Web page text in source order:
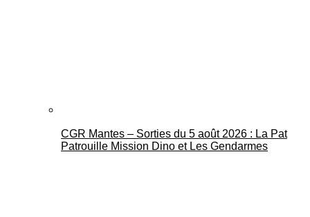
CGR Mantes – Sorties du 5 août 2026 : La Pat
Patrouille Mission Dino et Les Gendarmes